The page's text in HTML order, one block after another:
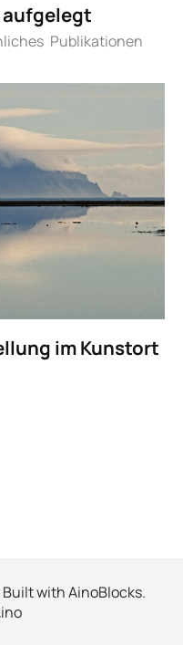
aufgelegt
Publikationen
im Kunstort
Built withAinoBlocks.